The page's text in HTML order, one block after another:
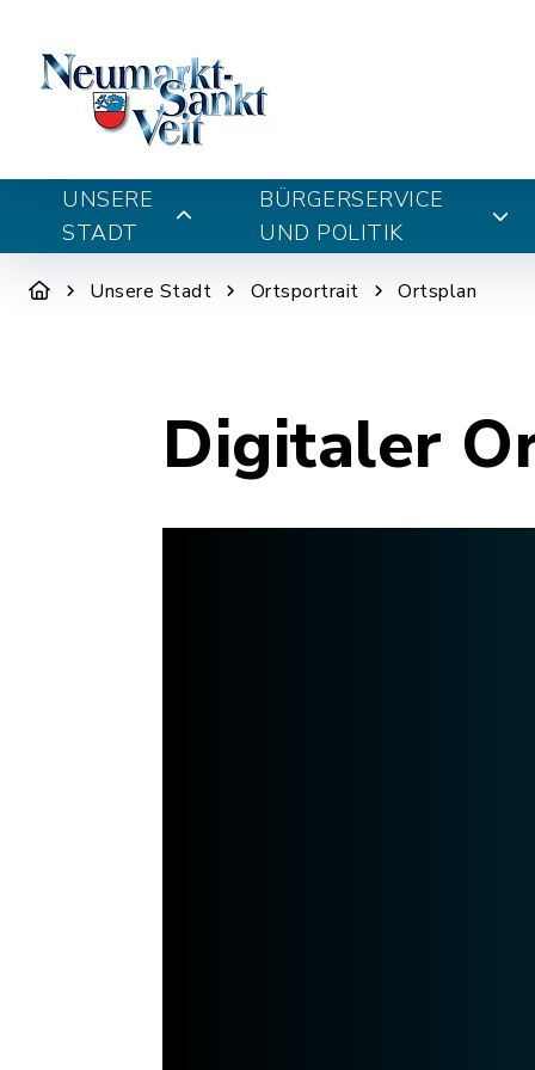
UNSERE
STADT
BÜRGERSERVICE
UND POLITIK
Unsere Stadt Ortsportrait Ortsplan
Digitaler